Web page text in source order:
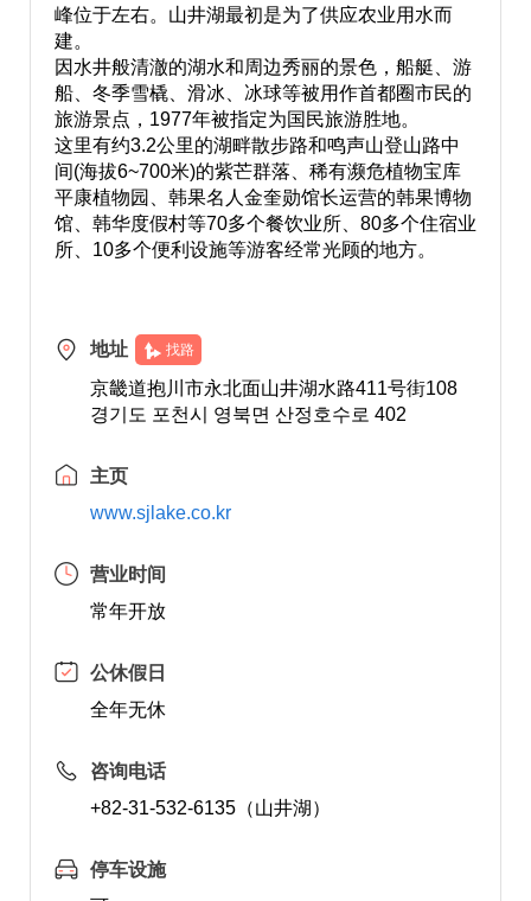
峰位于左右。山井湖最初是为了供应农业用水而
建。
因水井般清澈的湖水和周边秀丽的景色，船艇、游
船、冬季雪橇、滑冰、冰球等被用作首都圈市民的
旅游景点，1977年被指定为国民旅游胜地。
这里有约3.2公里的湖畔散步路和鸣声山登山路中
间(海拔6~700米)的紫芒群落、稀有濒危植物宝库
平康植物园、韩果名人金奎勋馆长运营的韩果博物
馆、韩华度假村等70多个餐饮业所、80多个住宿业
所、10多个便利设施等游客经常光顾的地方。
地址 找路
京畿道抱川市永北面山井湖水路411号街108
경기도 포천시 영북면 산정호수로 402
主页
www.sjlake.co.kr
营业时间
常年开放
公休假日
全年无休
咨询电话
+82-31-532-6135（山井湖）
停车设施